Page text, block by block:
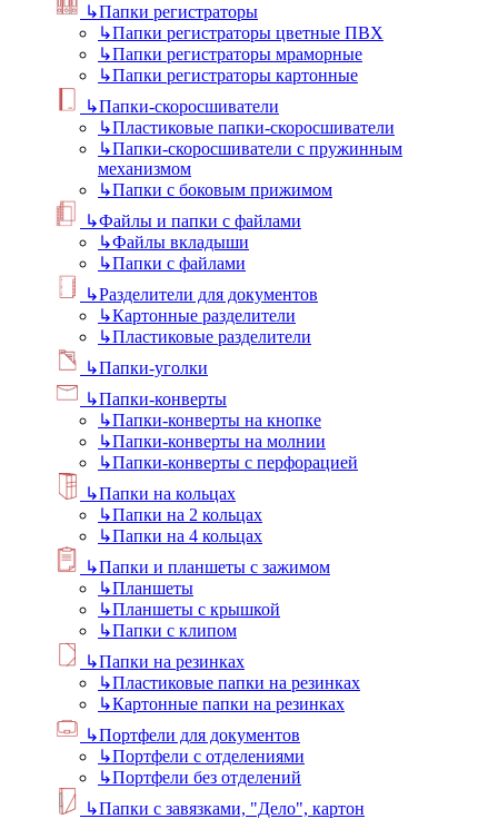
↳Папки регистраторы
↳Папки регистраторы цветные ПВХ
↳Папки регистраторы мраморные
↳Папки регистраторы картонные
↳Папки-скоросшиватели
↳Пластиковые папки-скоросшиватели
↳Папки-скоросшиватели с пружинным
механизмом
↳Папки с боковым прижимом
↳Файлы и папки с файлами
↳Файлы вкладыши
↳Папки с файлами
↳Разделители для документов
↳Картонные разделители
↳Пластиковые разделители
↳Папки-уголки
↳Папки-конверты
↳Папки-конверты на кнопке
↳Папки-конверты на молнии
↳Папки-конверты с перфорацией
↳Папки на кольцах
↳Папки на 2 кольцах
↳Папки на 4 кольцах
↳Папки и планшеты с зажимом
↳Планшеты
↳Планшеты с крышкой
↳Папки с клипом
↳Папки на резинках
↳Пластиковые папки на резинках
↳Картонные папки на резинках
↳Портфели для документов
↳Портфели с отделениями
↳Портфели без отделений
↳Папки с завязками, "Дело", картон